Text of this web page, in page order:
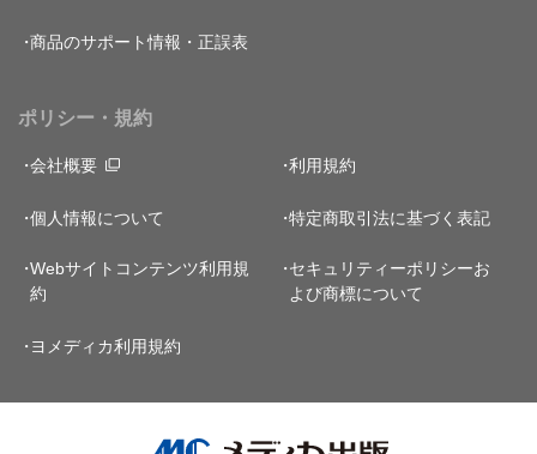
商品のサポート情報・正誤表
ポリシー・規約
会社概要 利用規約
個人情報について 特定商取引法に基づく表記
Webサイトコンテンツ利用規
約
セキュリティーポリシーお
よび商標について
ヨメディカ利用規約